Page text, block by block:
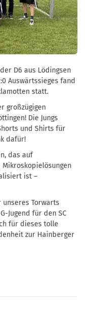
D6 aus Lödingsen
Auswärtssieges fand
statt.
großzügigen
Die Jungs
und Shirts für
dafür!
das auf
ist –
unseres Torwarts
Jugend für den SC
für dieses tolle
zur Hainberger